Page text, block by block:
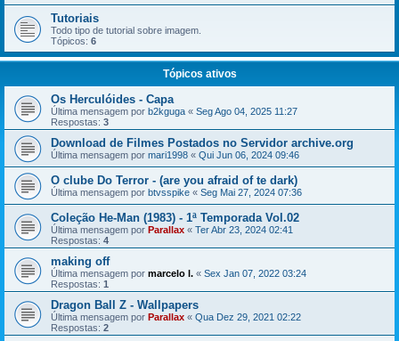
Tutoriais
Todo tipo de tutorial sobre imagem.
Tópicos: 6
Tópicos ativos
Os Herculóides - Capa
Última mensagem por b2kguga « Seg Ago 04, 2025 11:27
Respostas: 3
Download de Filmes Postados no Servidor archive.org
Última mensagem por mari1998 « Qui Jun 06, 2024 09:46
O clube Do Terror - (are you afraid of te dark)
Última mensagem por btvsspike « Seg Mai 27, 2024 07:36
Coleção He-Man (1983) - 1ª Temporada Vol.02
Última mensagem por Parallax « Ter Abr 23, 2024 02:41
Respostas: 4
making off
Última mensagem por marcelo l. « Sex Jan 07, 2022 03:24
Respostas: 1
Dragon Ball Z - Wallpapers
Última mensagem por Parallax « Qua Dez 29, 2021 02:22
Respostas: 2